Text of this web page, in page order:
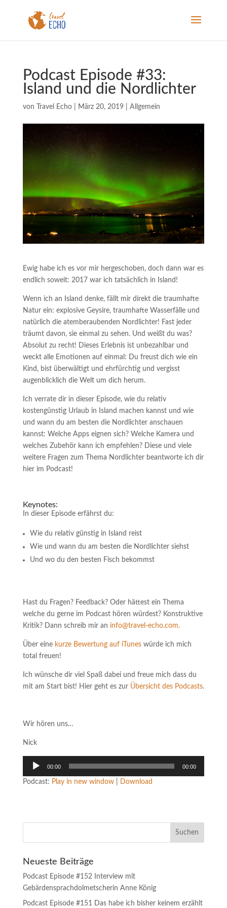
Podcast Episode #33:
Island und die Nordlichter
von Travel Echo| März 20, 2019| Allgemein
Ewig habe ich es vor mir hergeschoben, doch dann war es
endlich soweit: 2017 war ich tatsächlich in Island!
Wenn ich an Island denke, fällt mir direkt die traumhafte
Natur ein: explosive Geysire, traumhafte Wasserfälle und
natürlich die atemberaubenden Nordlichter! Fast jeder
träumt davon, sie einmal zu sehen. Und weißt du was?
Absolut zu recht! Dieses Erlebnis ist unbezahlbar und
weckt alle Emotionen auf einmal: Du freust dich wie ein
Kind, bist überwältigt und ehrfürchtig und vergisst
augenblicklich die Welt um dich herum.
Ich verrate dir in dieser Episode, wie du relativ
kostengünstig Urlaub in Island machen kannst und wie
und wann du am besten die Nordlichter anschauen
kannst: Welche Apps eignen sich? Welche Kamera und
welches Zubehör kann ich empfehlen? Diese und viele
weitere Fragen zum Thema Nordlichter beantworte ich dir
hier im Podcast!
Keynotes:
In dieser Episode erfährst du:
Wie du relativ günstig in Island reist
Wie und wann du am besten die Nordlichter siehst
Und wo du den besten Fisch bekommst
Hast du Fragen? Feedback? Oder hättest ein Thema
welche du gerne im Podcast hören würdest? Konstruktive
Kritik? Dann schreib mir an info@travel-echo.com.
Über eine kurze Bewertung auf iTuneswürde ich mich
total freuen!
Ich wünsche dir viel Spaß dabei und freue mich dass du
mit am Start bist! Hier geht es zur Übersicht des Podcasts.
Wir hören uns…
Nick
Audio-
00:00 00:00
Podcast: Play in new window| Download
Neueste Beiträge
Podcast Episode #152 Interview mit
Gebärdensprachdolmetscherin Anne König
Podcast Episode #151 Das habe ich bisher keinem erzählt